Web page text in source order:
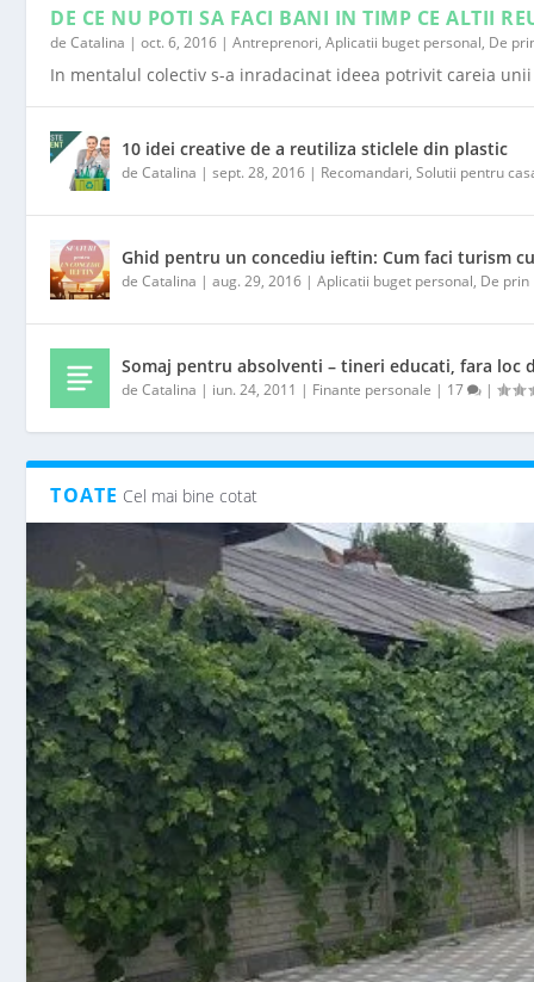
DE CE NU POTI SA FACI BANI IN TIMP CE ALTII
deCatalina |oct. 6, 2016 |Antreprenori,Aplicatii buget personal, De
In mentalul colectiv s-a inradacinat ideea potrivit careia
10 idei creative de a reutiliza sticlele din plastic
deCatalina |sept. 28, 2016 | Recomandari,Solutii pentru
Ghid pentru un concediu ieftin: Cum faci turism
deCatalina |aug. 29, 2016 |Aplicatii buget personal, De prin
Somaj pentru absolventi – tineri educati, fara loc
deCatalina | iun. 24, 2011 | Finante personale | 17 |
TOATE Cel mai bine cotat